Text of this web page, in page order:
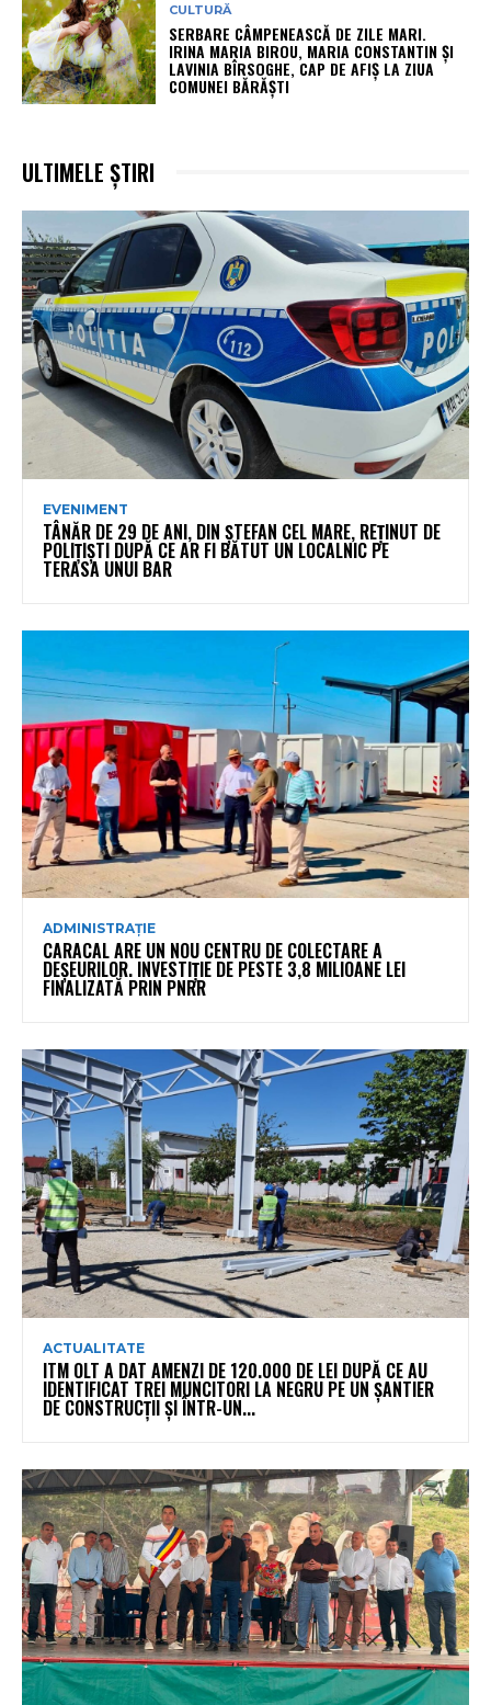
CULTURĂ
SERBARE CÂMPENEASCĂ DE ZILE MARI.
IRINA MARIA BIROU, MARIA CONSTANTIN ȘI
LAVINIA BÎRSOGHE, CAP DE AFIȘ LA ZIUA
COMUNEI BĂRĂȘTI
ULTIMELE ȘTIRI
EVENIMENT
TÂNĂR DE 29 DE ANI, DIN ȘTEFAN CEL MARE, REȚINUT DE
POLIȚIȘTI DUPĂ CE AR FI BĂTUT UN LOCALNIC PE
TERASA UNUI BAR
ADMINISTRAȚIE
CARACAL ARE UN NOU CENTRU DE COLECTARE A
DEȘEURILOR. INVESTIȚIE DE PESTE 3,8 MILIOANE LEI
FINALIZATĂ PRIN PNRR
ACTUALITATE
ITM OLT A DAT AMENZI DE 120.000 DE LEI DUPĂ CE AU
IDENTIFICAT TREI MUNCITORI LA NEGRU PE UN ȘANTIER
DE CONSTRUCȚII ȘI ÎNTR-UN...